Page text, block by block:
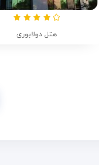
هتل دولابوری